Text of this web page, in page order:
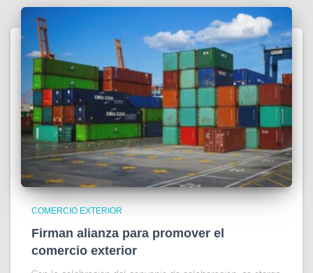
COMERCIO EXTERIOR
Firman alianza para promover el
comercio exterior